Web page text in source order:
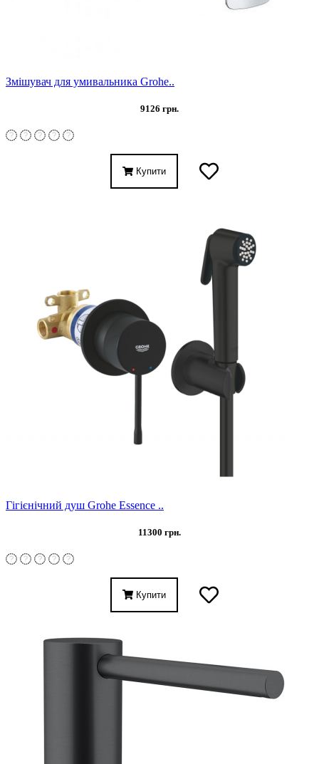
Змішувач для умивальника Grohe..
9126 грн.
Купити
Гігієнічний душ Grohe Essence ..
11300 грн.
Купити